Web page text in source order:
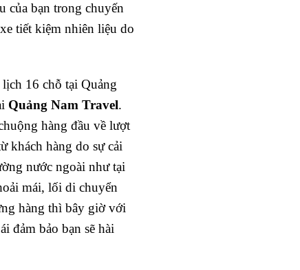
của bạn trong chuyến
tiết kiệm nhiên liệu do
16 chỗ tại Quảng
Quảng Nam Travel.
hàng đầu về lượt
khách hàng do sự cải
nước ngoài như tại
mái, lối di chuyển
hàng thì bây giờ với
đảm bảo bạn sẽ hài